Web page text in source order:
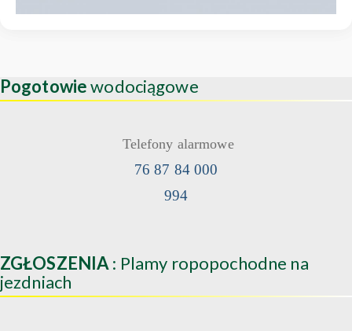
Pogotowiewodociągowe
Telefony alarmowe
76 87 84 000
994
ZGŁOSZENIA : Plamy ropopochodne na
jezdniach